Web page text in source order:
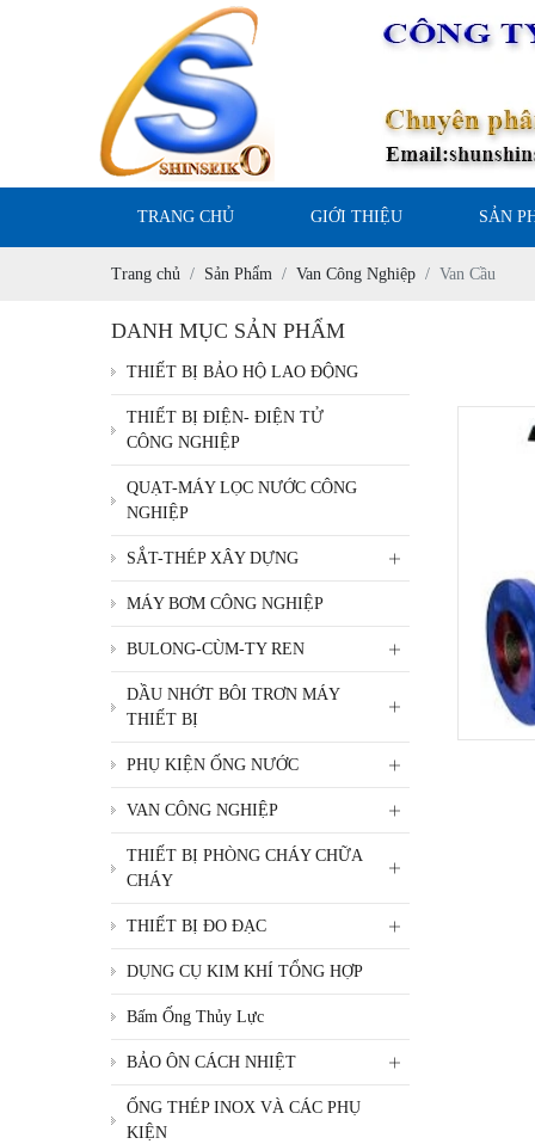
TRANG CHỦ GIỚI THIỆU SẢN
Trang chủ Sản Phẩm Van Công Nghiệp Van Cầu
DANH MỤC SẢN PHẨM
THIẾT BỊ BẢO HỘ LAO ĐỘNG
THIẾT BỊ ĐIỆN- ĐIỆN TỬ
CÔNG NGHIỆP
QUẠT-MÁY LỌC NƯỚC CÔNG
NGHIỆP
SẮT-THÉP XÂY DỰNG
MÁY BƠM CÔNG NGHIỆP
BULONG-CÙM-TY REN
DẦU NHỚT BÔI TRƠN MÁY
THIẾT BỊ
PHỤ KIỆN ỐNG NƯỚC
VAN CÔNG NGHIỆP
THIẾT BỊ PHÒNG CHÁY CHỮA
CHÁY
THIẾT BỊ ĐO ĐẠC
DỤNG CỤ KIM KHÍ TỔNG HỢP
Bấm Ống Thủy Lực
BẢO ÔN CÁCH NHIỆT
ỐNG THÉP INOX VÀ CÁC PHỤ
KIỆN